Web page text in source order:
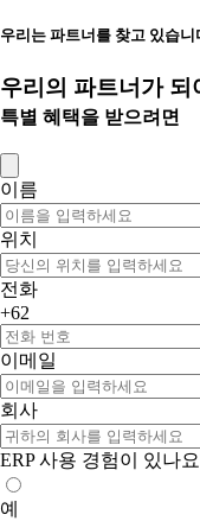
우리는 파트너를 찾고 있습니
우리의 파트너가 되
특별 혜택을 받으려면
이름
위치
전화
+62
이메일
회사
ERP 사용 경험이 있나
예